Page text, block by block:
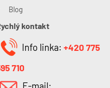
Blog
kontakt
Info linka: +420 775
710